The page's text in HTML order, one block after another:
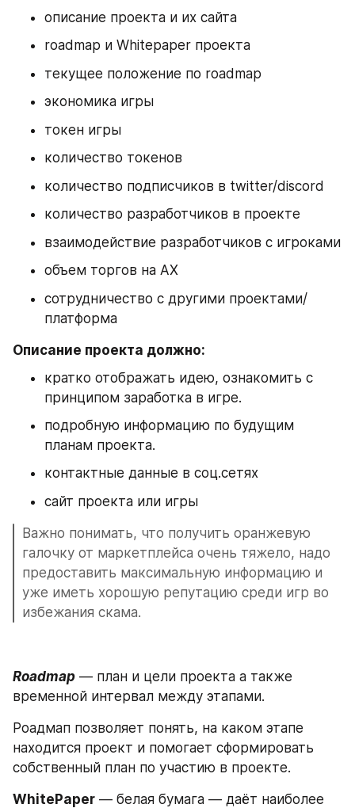
описание проекта и их сайта
roadmap и Whitepaper проекта
текущее положение по roadmap
экономика игры
токен игры
количество токенов
количество подписчиков в twitter/discord
количество разработчиков в проекте
взаимодействие разработчиков с игроками
объем торгов на АХ
сотрудничество с другими проектами/
платформа
Описание проекта должно:
кратко отображать идею, ознакомить с
принципом заработка в игре.
подробную информацию по будущим
планам проекта.
контактные данные в соц.сетях
сайт проекта или игры
Важно понимать, что получить оранжевую
галочку от маркетплейса очень тяжело, надо
предоставить максимальную информацию и
уже иметь хорошую репутацию среди игр во
избежания скама.
Roadmap — план и цели проекта а также
временной интервал между этапами.
Роадмап позволяет понять, на каком этапе
находится проект и помогает сформировать
собственный план по участию в проекте.
WhitePaper — белая бумага — даёт наиболее